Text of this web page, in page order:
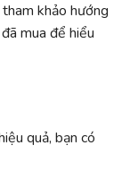
khảo hướng
mua để hiểu
quả, bạn có